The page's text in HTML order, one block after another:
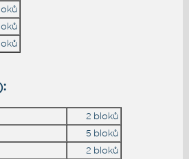
:
2 bloků
5 bloků
2 bloků